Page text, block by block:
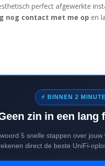
perfect afgewerkte
nog contact met me op en
⚡ BINNEN 2
zin in een lang
5 snelle stappen over
direct de beste UniFi-